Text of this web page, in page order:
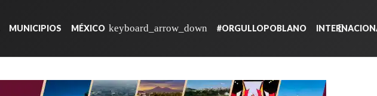
MUNICIPIOS MÉXICO #ORGULLOPOBLANO